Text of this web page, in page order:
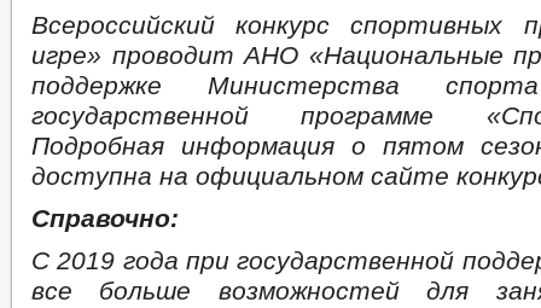
Всероссийский конкурс спортивных
игре» проводит АНО «Национальные
поддержке Министерства
государственной программе
Подробная информация о пятом
доступна на официальном сайте
Справочно:
С 2019 года при государственной
все больше возможностей для